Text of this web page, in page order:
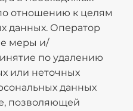
отношению к целям
данных. Оператор
меры и/
по удалению
или неточных
данных
позволяющей